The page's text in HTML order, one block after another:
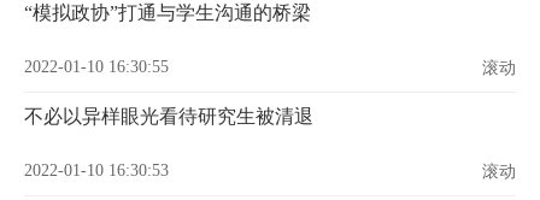
“模拟政协”打通与学生沟通的桥梁
2022-01-10 16:30:55 滚动
不必以异样眼光看待研究生被清退
2022-01-10 16:30:53 滚动